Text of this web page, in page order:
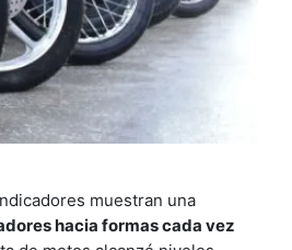
muestran una
hacia formas cada vez